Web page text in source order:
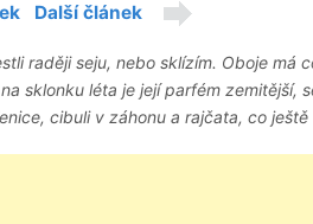
Další článek
raději seju, nebo sklízím. Oboje má
sklonku léta je její parfém zemitější,
cibuli v záhonu a rajčata, co